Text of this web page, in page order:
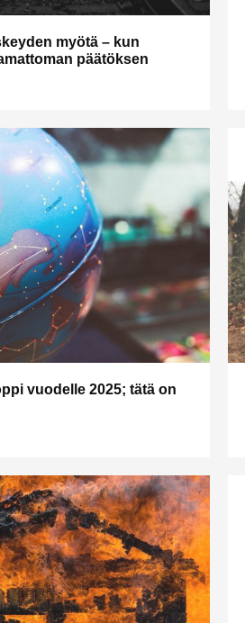
myötä – kun
päätöksen
vuodelle 2025; tätä on